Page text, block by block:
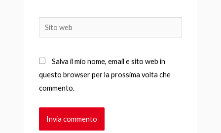
Sito
web
Salva il mio nome, email e sito web in
questo browser per la prossima volta che
commento.